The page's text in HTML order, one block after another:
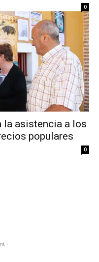
0
la asistencia a los
populares
0
-